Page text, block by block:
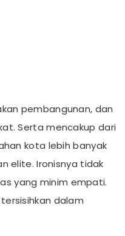
pembangunan, dan
Serta mencakup dari
kota lebih banyak
elite. Ironisnya tidak
yang minim empati.
dalam